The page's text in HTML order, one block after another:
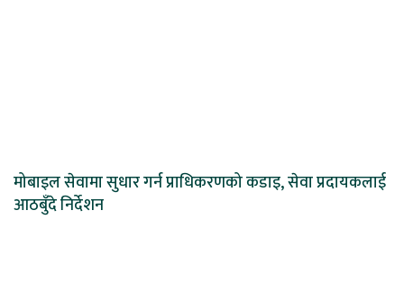
मोबाइल सेवामा सुधार गर्न प्राधिकरणको कडाइ, सेवा प्रदायकलाई
आठबुँदे निर्देशन